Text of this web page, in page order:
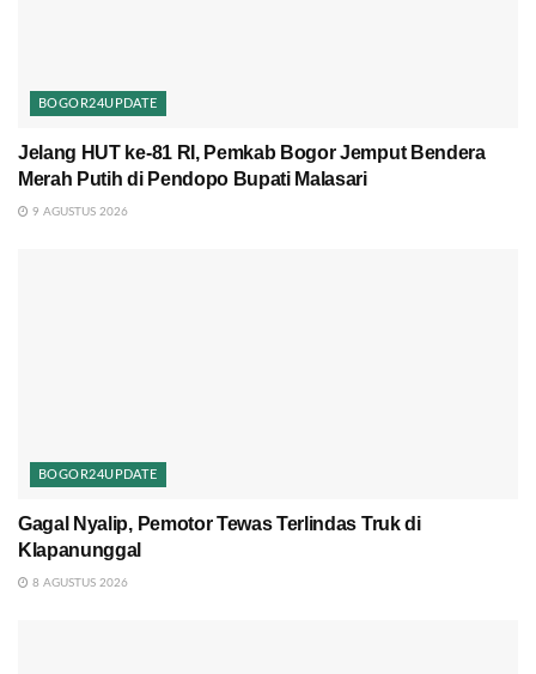
BOGOR24UPDATE
Jelang HUT ke-81 RI, Pemkab Bogor Jemput Bendera
Merah Putih di Pendopo Bupati Malasari
9 AGUSTUS 2026
BOGOR24UPDATE
Gagal Nyalip, Pemotor Tewas Terlindas Truk di
Klapanunggal
8 AGUSTUS 2026